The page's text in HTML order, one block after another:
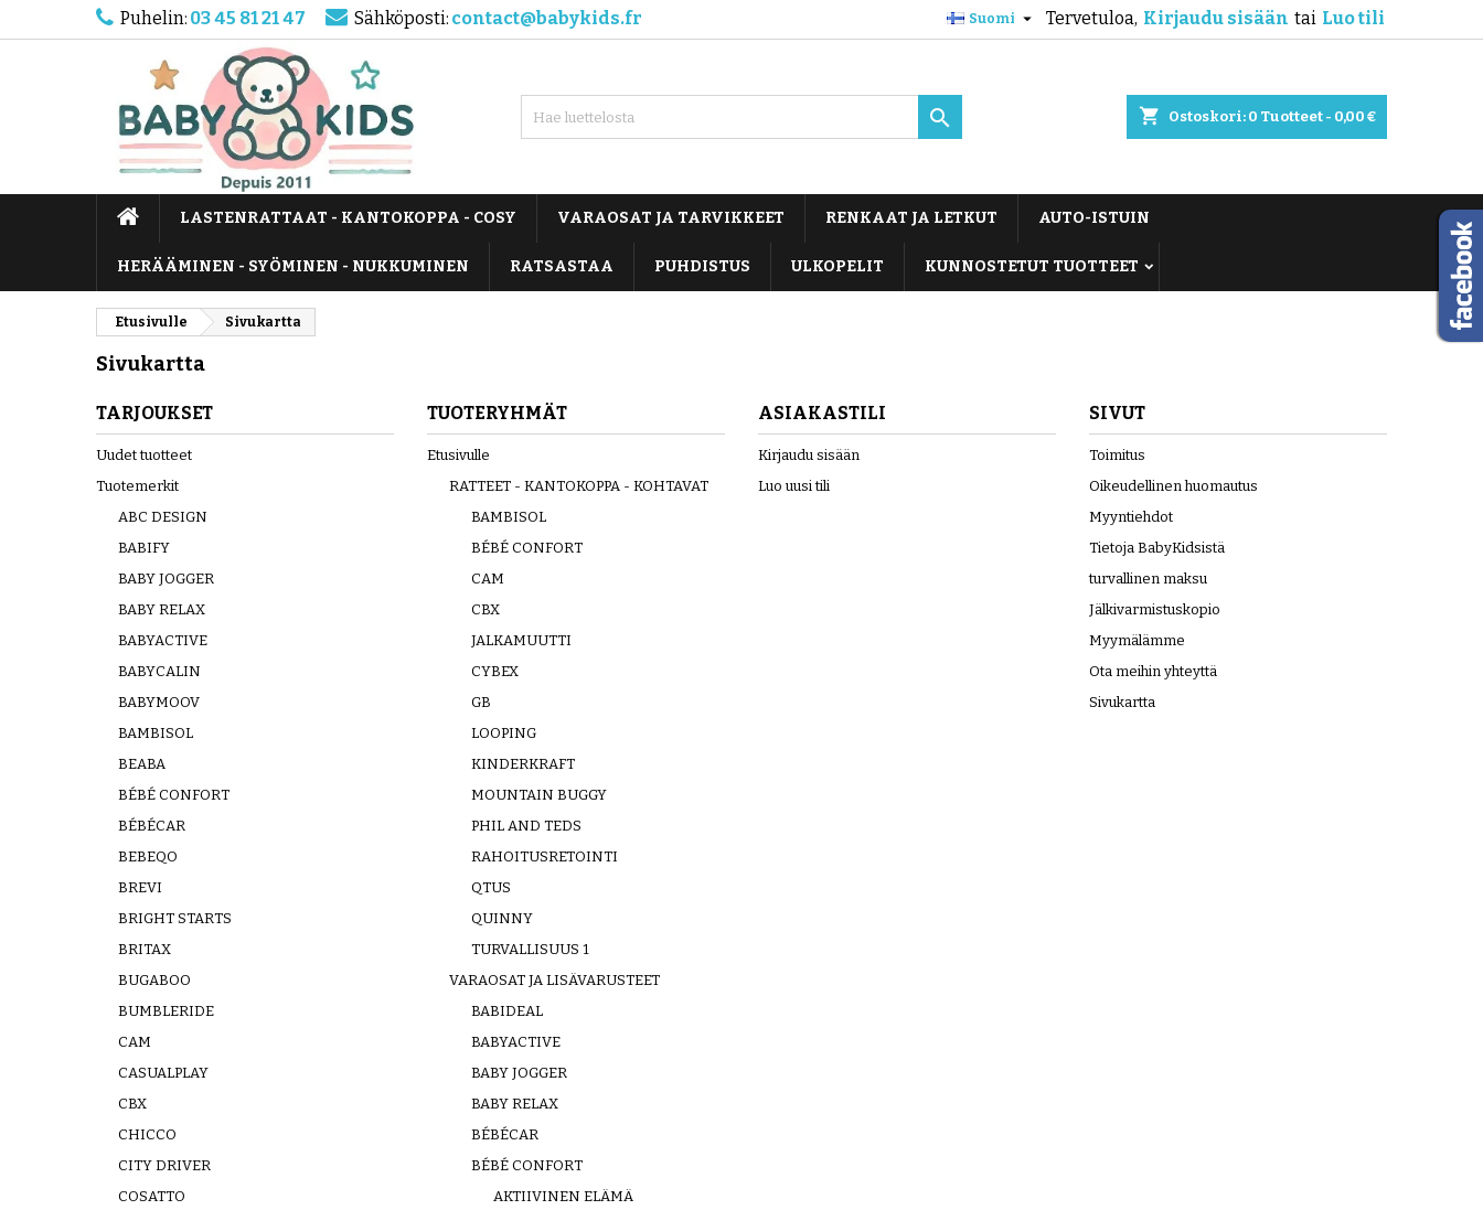
Puhelin: 03 45 81 21 47 Sähköposti: contact@babykids.fr Tervetuloa, Kirjaudu sisään tai Luo tili
Suomi 
shopping_cart Ostoskori: 0 Tuotteet - 0,00 €

LASTENRATTAAT - KANTOKOPPA - COSY VARAOSAT JA TARVIKKEET RENKAAT JA LETKUT AUTO-ISTUIN
HERÄÄMINEN - SYÖMINEN - NUKKUMINEN RATSASTAA PUHDISTUS ULKOPELIT KUNNOSTETUT TUOTTEET
Etusivulle Sivukartta
Sivukartta
TARJOUKSET
Uudet tuotteet
Tuotemerkit
ABC DESIGN
BABIFY
BABY JOGGER
BABY RELAX
BABYACTIVE
BABYCALIN
BABYMOOV
BAMBISOL
BEABA
BÉBÉ CONFORT
BÉBÉCAR
BEBEQO
BREVI
BRIGHT STARTS
BRITAX
BUGABOO
BUMBLERIDE
CAM
CASUALPLAY
CBX
CHICCO
CITY DRIVER
COSATTO
TUOTERYHMÄT
Etusivulle
RATTEET - KANTOKOPPA - KOHTAVAT
BAMBISOL
BÉBÉ CONFORT
CAM
CBX
JALKAMUUTTI
CYBEX
GB
LOOPING
KINDERKRAFT
MOUNTAIN BUGGY
PHIL AND TEDS
RAHOITUSRETOINTI
QTUS
QUINNY
TURVALLISUUS 1
VARAOSAT JA LISÄVARUSTEET
BABIDEAL
BABYACTIVE
BABY JOGGER
BABY RELAX
BÉBÉCAR
BÉBÉ CONFORT
AKTIIVINEN ELÄMÄ
ASIAKASTILI
Kirjaudu sisään
Luo uusi tili
SIVUT
Toimitus
Oikeudellinen huomautus
Myyntiehdot
Tietoja BabyKidsistä
turvallinen maksu
Jälkivarmistuskopio
Myymälämme
Ota meihin yhteyttä
Sivukartta